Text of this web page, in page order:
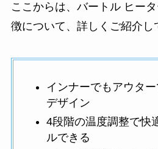
ここからは、バートル ヒー
徴について、詳しくご紹介し
インナーでもアウタ
デザイン
4段階の温度調整で快
ルできる